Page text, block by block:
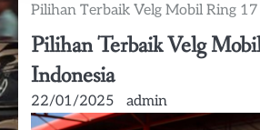
Pilihan Terbaik Velg Mobil Ring
Pilihan Terbaik Velg
Indonesia
22/01/2025 admin